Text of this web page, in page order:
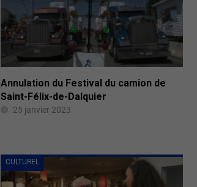
Annulation du Festival du camion de
Saint-Félix-de-Dalquier
25 janvier 2023
CULTUREL